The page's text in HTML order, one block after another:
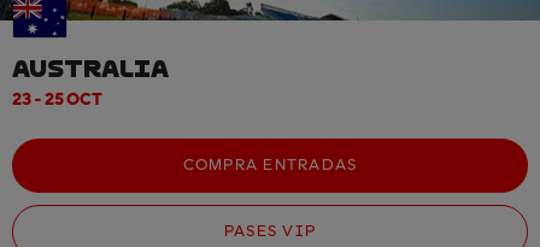
AUSTRALIA
23 - 25 OCT
COMPRA ENTRADAS
PASES VIP